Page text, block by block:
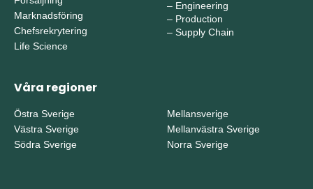
Marknadsföring
Chefsrekrytering
Life Science
– Engineering
– Production
– Supply Chain
Våra regioner
Östra Sverige
Västra Sverige
Södra Sverige
Mellansverige
Mellanvästra Sverige
Norra Sverige